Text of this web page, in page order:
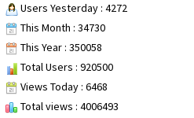
Users Yesterday : 4272
This Month : 34730
This Year : 350058
Total Users : 920500
Views Today : 6468
Total views : 4006493